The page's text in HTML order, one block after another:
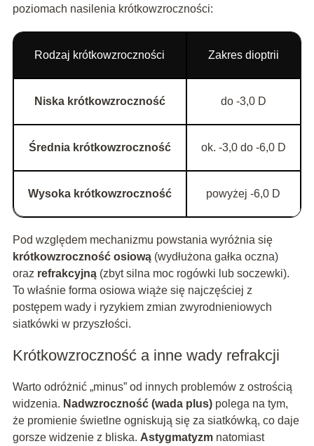
poziomach nasilenia krótkowzroczności:
Rodzaj krótkowzroczności Zakres dioptrii
Niska krótkowzroczność do -3,0 D
Średnia krótkowzroczność ok. -3,0 do -6,0 D
Wysoka krótkowzroczność powyżej -6,0 D
Pod względem mechanizmu powstania wyróżnia się
krótkowzroczność osiową(wydłużona gałka oczna)
oraz refrakcyjną(zbyt silna moc rogówki lub soczewki).
To właśnie forma osiowa wiąże się najczęściej z
postępem wady i ryzykiem zmian zwyrodnieniowych
siatkówki w przyszłości.
Krótkowzroczność a inne wady refrakcji
Warto odróżnić „minus” od innych problemów z ostrością
widzenia. Nadwzroczność (wada plus)polega na tym,
że promienie świetlne ogniskują się za siatkówką, co daje
gorsze widzenie z bliska. Astygmatyzmnatomiast